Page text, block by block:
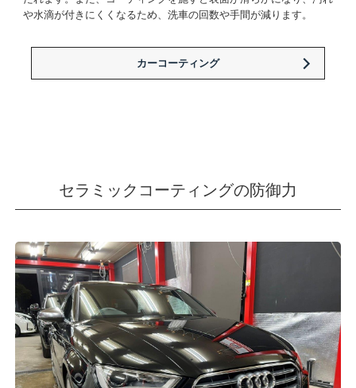
や水滴が付きにくくなるため、洗車の回数や手間が減ります。
カーコーティング
セラミックコーティングの防御力